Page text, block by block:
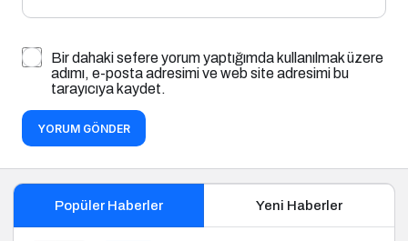
Bir dahaki sefere yorum yaptığımda kullanılmak üzere
adımı, e-posta adresimi ve web site adresimi bu
tarayıcıya kaydet.
YORUM GÖNDER
Popüler Haberler Yeni Haberler